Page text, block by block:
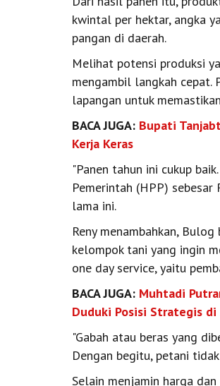
kwintal per hektar, angka
pangan di daerah.
Melihat potensi produksi
mengambil langkah cepat.
lapangan untuk
BACA JUGA: Bupati
Kerja Keras
"Panen tahun ini cukup
Pemerintah (HPP) sebesar
lama ini.
Reny menambahkan,
kelompok tani yang ingin
one day service, yaitu
BACA JUGA: Muhtadi
Duduki Posisi Strategis
"Gabah atau beras yang
Dengan begitu, petani
Selain menjamin harga